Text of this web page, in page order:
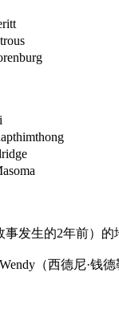
发生的2年前）的
（西德尼·钱